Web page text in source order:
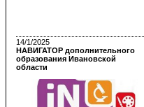
14/1/2025
НАВИГАТОР дополнительного
образования Ивановской
области